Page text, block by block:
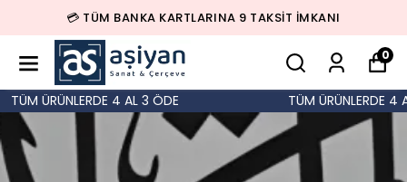
💳 TÜM BANKA KARTLARINA 9 TAKSİT İMKANI
0
ÜRÜNLERDE 4 AL 3 ÖDE TÜM ÜRÜNLERDE 4